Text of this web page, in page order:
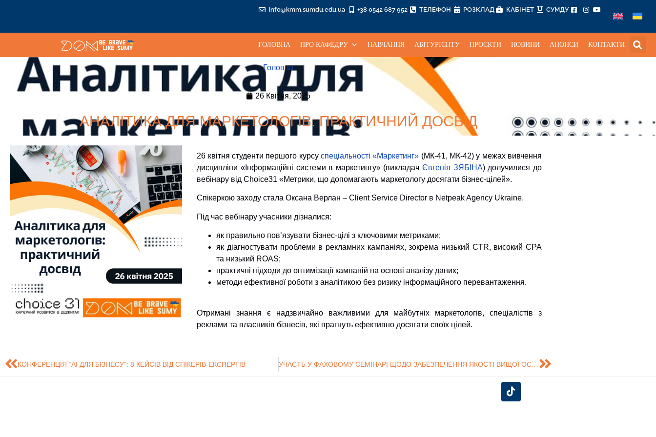
info@kmm.sumdu.edu.ua +38 0542 687 952 ТЕЛЕФОН РОЗКЛАД КАБІНЕТ СУМДУ
ГОЛОВНА ПРО КАФЕДРУ НАВЧАННЯ АБІТУРІЄНТУ ПРОЄКТИ НОВИНИ АНОНСИ КОНТАКТИ
Головна
26 Квітня, 2025
АНАЛІТИКА ДЛЯ МАРКЕТОЛОГІВ: ПРАКТИЧНИЙ ДОСВІД
26 квітня студенти першого курсу спеціальності «Маркетинг» (МК-41, МК-42) у межах вивчення
дисципліни «Інформаційні системи в маркетингу» (викладачЄвгенія ЗЯБІНА) долучилися до
вебінару від Choice31 «Метрики, що допомагають маркетологу досягати бізнес-цілей».
Спікеркою заходу стала Оксана Верлан – Client Service Director в Netpeak Agency Ukraine.
Під час вебінару учасники дізналися:
як правильно пов’язувати бізнес-цілі з ключовими метриками;
як діагностувати проблеми в рекламних кампаніях, зокрема низький CTR, високий CPA
та низький ROAS;
практичні підходи до оптимізації кампаній на основі аналізу даних;
методи ефективної роботи з аналітикою без ризику інформаційного перевантаження.
Отримані знання є надзвичайно важливими для майбутніх маркетологів, спеціалістів з
реклами та власників бізнесів, які прагнуть ефективно досягати своїх цілей.
КОНФЕРЕНЦІЯ “АІ ДЛЯ БІЗНЕСУ”: 8 КЕЙСІВ ВІД СПІКЕРІВ-ЕКСПЕРТІВ УЧАСТЬ У ФАХОВОМУ СЕМІНАРІ ЩОДО ЗАБЕЗПЕЧЕННЯ ЯКОСТІ ВИЩОЇ ОСВІТИ З ЕКОНОМІКИ ТА МЕНЕДЖМЕНТУ